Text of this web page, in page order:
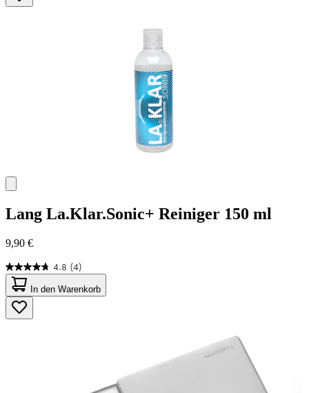
7
Lang La.Klar.Sonic+ Reiniger 150 ml
9,90 €
4.8 (4)
4.8
von
5
Sternen.
4
In den Warenkorb